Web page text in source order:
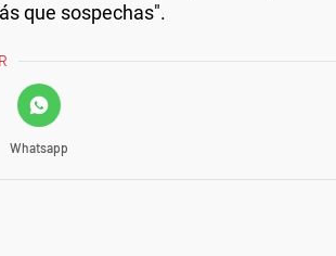
que sospechas".
Whatsapp